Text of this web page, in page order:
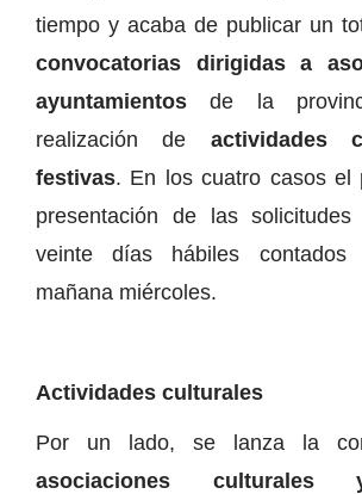
tiempo y acaba de publicar un
convocatorias dirigidas a
ayuntamientosde la
realización de actividades
festivas. En los cuatro casos el
presentación de las
veinte días hábiles
mañana miércoles.
Actividades culturales
Por un lado, se lanza la
asociaciones culturales